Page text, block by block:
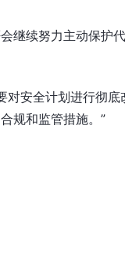
继续努力主动保护
对安全计划进行彻
规和监管措施。”